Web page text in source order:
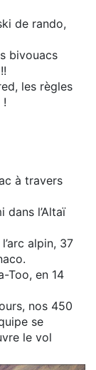
de rando,
bivouacs
les règles
!
à travers
dans l’Altaï
alpin, 37
Too, en 14
nos 450
se
le vol